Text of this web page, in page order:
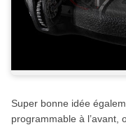
Super bonne idée
programmable à l’avant,